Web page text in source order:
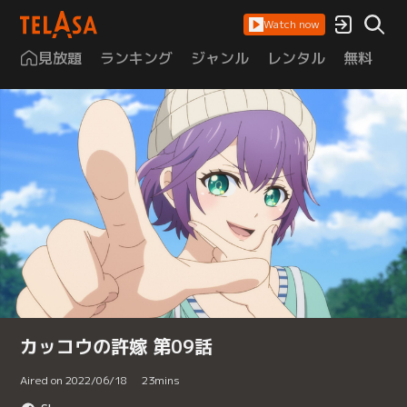
Watch now
見放題 ランキング ジャンル レンタル 無料
カッコウの許嫁 第09話
Aired on 2022/06/18 23mins